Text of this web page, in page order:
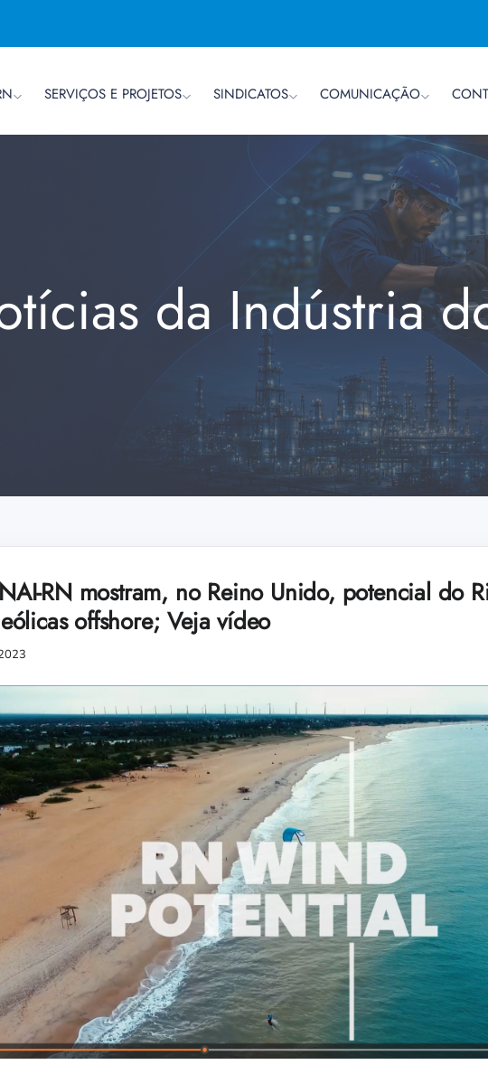
SERVIÇOS E PROJETOS SINDICATOS COMUNICAÇÃO
da Indústria
RN mostram, no Reino Unido, potencial do
offshore; Veja vídeo